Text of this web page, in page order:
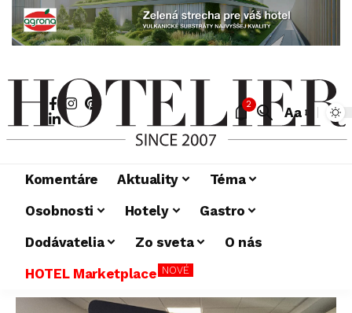
2
Aa
Komentáre Aktuality
Téma
Osobnosti
Hotely
Gastro
Dodávatelia
Zo sveta
O nás
HOTEL Marketplace NOVÉ